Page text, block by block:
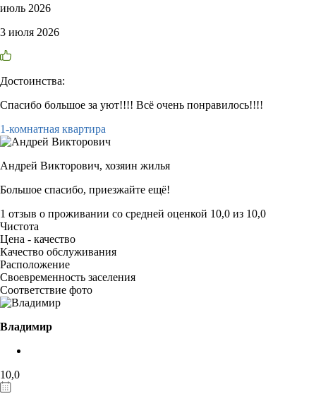
июль 2026
3 июля 2026
Достоинства:
Спасибо большое за уют!!!! Всё очень понравилось!!!!
1-комнатная квартира
Андрей Викторович, хозяин жилья
Большое спасибо, приезжайте ещё!
1 отзыв о проживании со средней оценкой 10,0 из 10,0
Чистота
Цена - качество
Качество обслуживания
Расположение
Своевременность заселения
Соответствие фото
Владимир
10,0